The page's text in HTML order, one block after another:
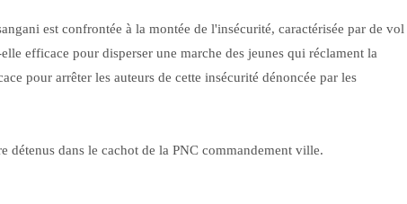
est confrontée à la montée de l'insécurité, caractérisée par de vol
efficace pour disperser une marche des jeunes qui réclament la
pour arrêter les auteurs de cette insécurité dénoncée par les
détenus dans le cachot de la PNC commandement ville.